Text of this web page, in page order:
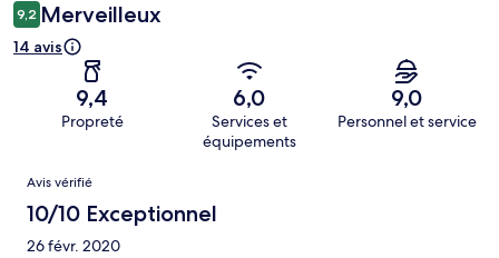
9,2 Merveilleux
14 avis
9,4
Propreté
6,0
Services et
équipements
9,0
Personnel et service
Avis
Avis vérifié
10/10 Exceptionnel
26 févr. 2020